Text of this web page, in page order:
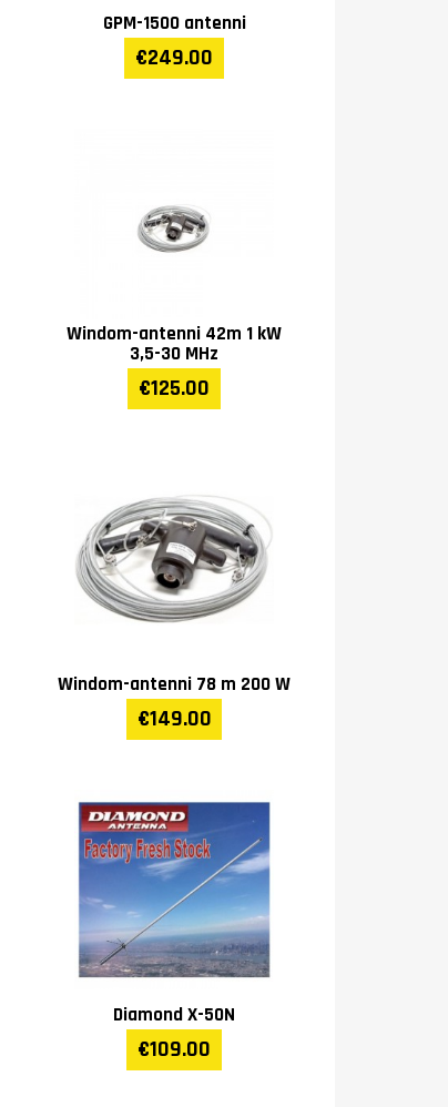
GPM-1500 antenni
€249.00
Windom-antenni 42m 1 kW
3,5-30 MHz
€125.00
Windom-antenni 78 m 200 W
€149.00
Diamond X-50N
€109.00